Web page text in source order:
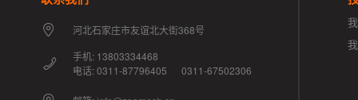
河北石家庄市友谊北大街368号
手机: 13803334468
电话: 0311-87796405 0311-67502306